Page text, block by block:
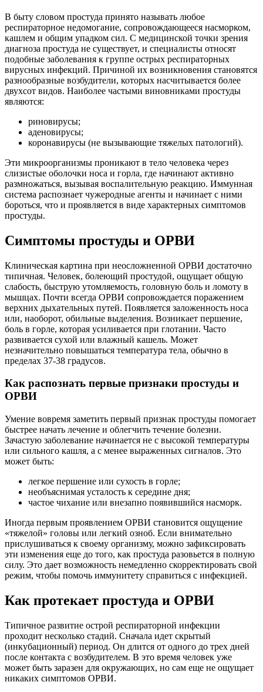
В быту словом простуда принято называть любое
респираторное недомогание, сопровождающееся насморком,
кашлем и общим упадком сил. С медицинской точки зрения
диагноза простуда не существует, и специалисты относят
подобные заболевания к группе острых респираторных
вирусных инфекций. Причиной их возникновения становятся
разнообразные возбудители, которых насчитывается более
двухсот видов. Наиболее частыми виновниками простуды
являются:
риновирусы;
аденовирусы;
коронавирусы (не вызывающие тяжелых патологий).
Эти микроорганизмы проникают в тело человека через
слизистые оболочки носа и горла, где начинают активно
размножаться, вызывая воспалительную реакцию. Иммунная
система распознает чужеродные агенты и начинает с ними
бороться, что и проявляется в виде характерных симптомов
простуды.
Симптомы простуды и ОРВИ
Клиническая картина при неосложненной ОРВИ достаточно
типичная. Человек, болеющий простудой, ощущает общую
слабость, быструю утомляемость, головную боль и ломоту в
мышцах. Почти всегда ОРВИ сопровождается поражением
верхних дыхательных путей. Появляется заложенность носа
или, наоборот, обильные выделения. Возникает першение,
боль в горле, которая усиливается при глотании. Часто
развивается сухой или влажный кашель. Может
незначительно повышаться температура тела, обычно в
пределах 37-38 градусов.
Как распознать первые признаки простуды и
ОРВИ
Умение вовремя заметить первый признак простуды помогает
быстрее начать лечение и облегчить течение болезни.
Зачастую заболевание начинается не с высокой температуры
или сильного кашля, а с менее выраженных сигналов. Это
может быть:
легкое першение или сухость в горле;
необъяснимая усталость к середине дня;
частое чихание или внезапно появившийся насморк.
Иногда первым проявлением ОРВИ становится ощущение
«тяжелой» головы или легкий озноб. Если внимательно
прислушиваться к своему организму, можно зафиксировать
эти изменения еще до того, как простуда разовьется в полную
силу. Это дает возможность немедленно скорректировать свой
режим, чтобы помочь иммунитету справиться с инфекцией.
Как протекает простуда и ОРВИ
Типичное развитие острой респираторной инфекции
проходит несколько стадий. Сначала идет скрытый
(инкубационный) период. Он длится от одного до трех дней
после контакта с возбудителем. В это время человек уже
может быть заразен для окружающих, но сам еще не ощущает
никаких симптомов ОРВИ.